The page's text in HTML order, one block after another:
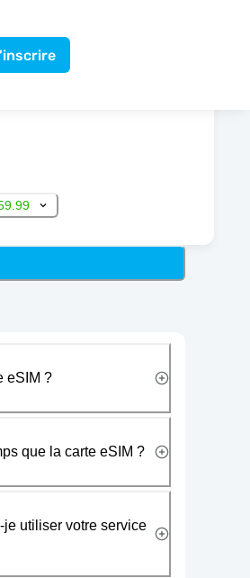
eSIM ?
que la carte eSIM ?
utiliser votre service